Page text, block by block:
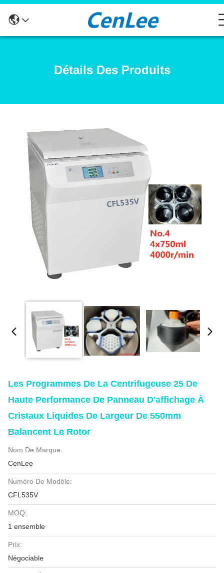
Détails Des Produits
Les Programmes De La Centrifugeuse 25 De
Haute Performance De Panneau D'affichage À
Cristaux Liquides De Largeur De 550mm
Balancent Le Rotor
Nom De Marque:
CenLee
Numéro De Modèle:
CFL535V
MOQ:
1 ensemble
Prix:
Négociable